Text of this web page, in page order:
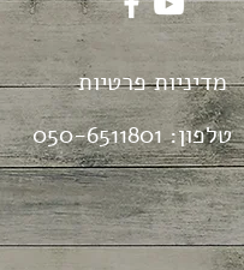
מדיניות פרטיות
טלפון:050-6511801